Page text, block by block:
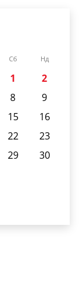
Сб Нд
1
2
8
9
15
16
22
23
29
30